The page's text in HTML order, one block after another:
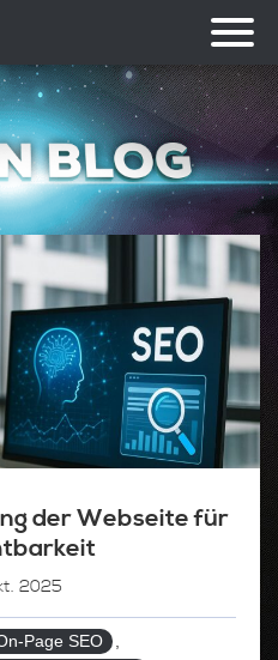
der Webseite für
2025
Page SEO
,